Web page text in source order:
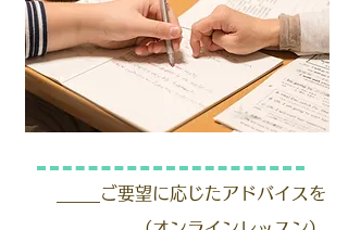
_____ご要望に応じたアドバイスを